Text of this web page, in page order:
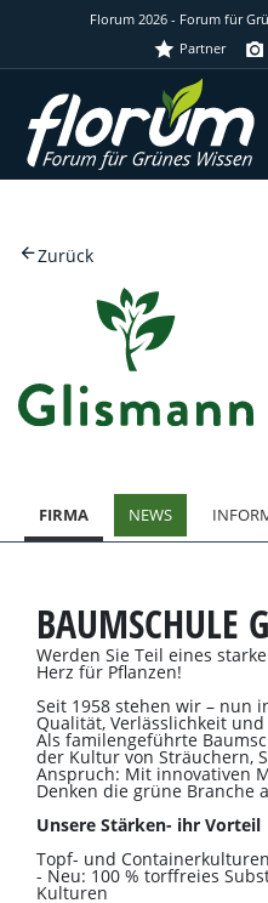
Florum 2026 - Forum für
Partner
Zurück
FIRMA NEWS
BAUMSCHULE
Werden Sie Teil eines
Herz für Pflanzen!
Seit 1958 stehen wir – nun
Qualität, Verlässlichkeit
Als familengeführte
der Kultur von Sträuchern,
Anspruch: Mit innovativen
Denken die grüne Branche
Unsere Stärken- ihr Vorteil
Topf- und Containerkulturen
- Neu: 100 % torffreies
Kulturen